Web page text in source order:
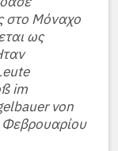
στο Μόναχο
ως
im
von